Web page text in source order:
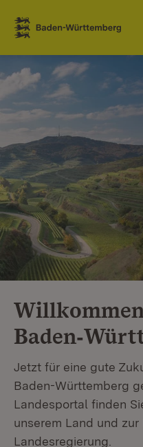
Zum Inhalt springen
Link zur Startseite
Jetzt für eine gute
Baden-Württemberg
Landesportal finden
unserem Land und
Landesregierung.